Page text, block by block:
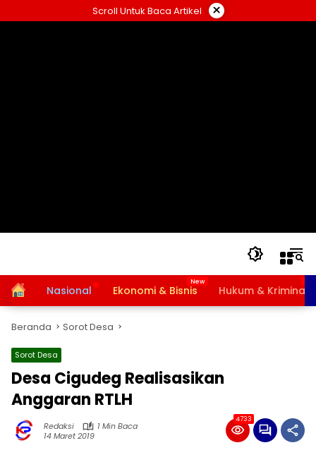
ke
Scroll Untuk Baca Artikel ×
HomeNasional Ekonomi & Bisnis Hukum & Kriminal
Beranda Sorot Desa
Sorot Desa
Desa Cigudeg Realisasikan
Anggaran RTLH
Redaksi
1 Min Baca
14 Maret 2019
4733